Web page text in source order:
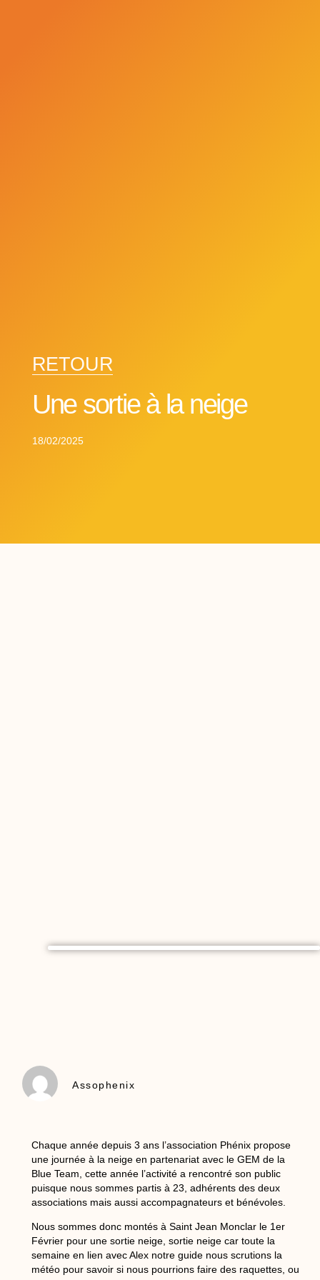
RETOUR
Une sortie à la neige
18/02/2025
Assophenix
Chaque année depuis 3 ans l’association Phénix propose
une journée à la neige en partenariat avec le GEM de la
Blue Team, cette année l’activité a rencontré son public
puisque nous sommes partis à 23, adhérents des deux
associations mais aussi accompagnateurs et bénévoles.
Nous sommes donc montés à Saint Jean Monclar le 1er
Février pour une sortie neige, sortie neige car toute la
semaine en lien avec Alex notre guide nous scrutions la
météo pour savoir si nous pourrions faire des raquettes, ou